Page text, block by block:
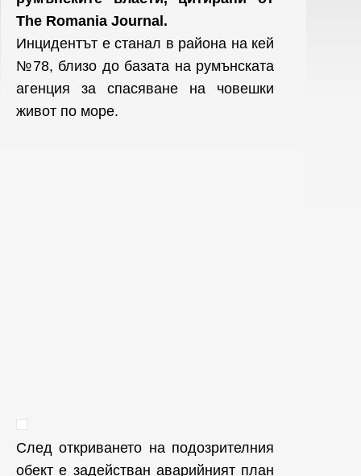
The Romania Journal.
Инцидентът е станал в района на кей
№78, близо до базата на румънската
агенция за спасяване на човешки
живот по море.
След откриването на подозрителния
обект е задействан аварийният план